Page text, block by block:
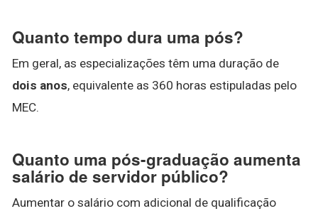
Quanto tempo dura uma pós?
Em geral, as especializações têm uma duração de
dois anos, equivalente as 360 horas estipuladas pelo
MEC.
Quanto uma pós-graduação aumenta
salário de servidor público?
Aumentar o salário com adicional de qualificação